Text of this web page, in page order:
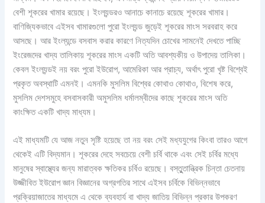
বেশী শূকরের খামার রয়েছে। ইংল্যন্ডরও আনাচে কানাচে রয়েছে শূকরের খামার।
বাণিজ্যিকভাবে এইসব খামারগুলো পুরো ইংল্যন্ড জুড়েই শূকরের মাংস সরবরাহ করে
আসছে। আর ইংল্যন্ডে বসবাস করার কারণে নিত্যদিন চোখের সামনেই দেখতে পাচ্ছি
ইংরেজদের খাদ্য তালিকায় শূকরের মাংস একটি অতি আবশ্যকীয় ও উপাদেয় তালিকা।
কেবল ইংল্যন্ডই নয় বরং পুরো ইউরোপ, আমেরিকা আর প্রাচ্য, অর্থাৎ পুরো খৃষ্ট বিশ্বেই
প্রকৃত অবস্থাটি এমনই। এমনকি মুসলিম বিশ্বের কোথাও কোথাও, বিশেষ করে,
মুসলিম দেশসমুহে বসবাসকারী অমুসলিম ধর্মালম্বীদের কাছে শূকরের মাংস অতি
কাংক্ষিত একটি খাদ্য মাধ্যম।
এই মাধ্যমটি যে আজ নতুন সৃষ্টি হয়েছে তা নয় বরং সেই মধ্যযুগের কিংবা তারও আগে
থেকেই এটি বিদ্যমান। শূকরের দেহে সবচেয়ে বেশী চর্বি থাকে এবং সেই চর্বির মধ্যে
মানুষের স্বাস্থ্যের জন্য মারাত্বক ক্ষতিকর চর্বিও রয়েছে। বস্তুুতান্ত্রিক চিন্তা চেতনায়
উজ্জীবিত ইউরোপ জ্ঞান বিজ্ঞানের অগ্রগতির সাথে এইসব চর্বিকে বিভিন্নভাবে
প্রক্রিয়াজাতের মাধ্যমে এ থেকে ব্যবহার্য বা খাদ্য জাতিয় বিভিন্ন প্রকার উপকরণ